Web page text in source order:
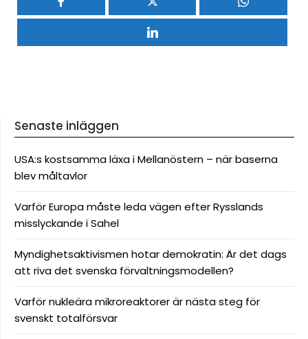
Senaste inläggen
USA:s kostsamma läxa i Mellanöstern – när baserna
blev måltavlor
Varför Europa måste leda vägen efter Rysslands
misslyckande i Sahel
Myndighetsaktivismen hotar demokratin: Är det dags
att riva det svenska förvaltningsmodellen?
Varför nukleära mikroreaktorer är nästa steg för
svenskt totalförsvar